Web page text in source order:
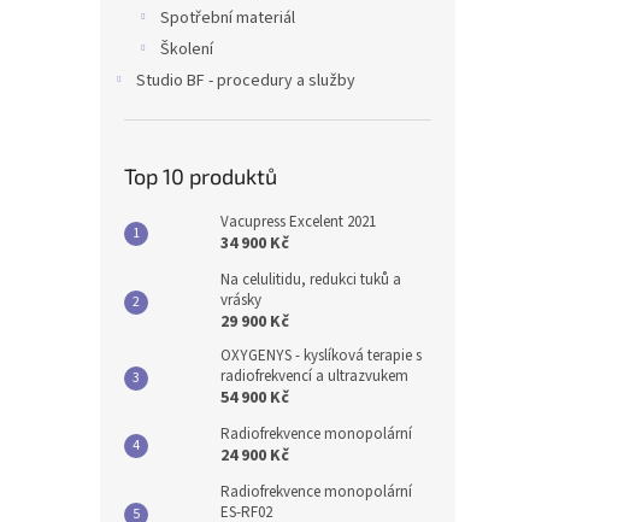
Spotřební materiál
Školení
Studio BF - procedury a služby
Top 10 produktů
Vacupress Excelent 2021
34 900 Kč
Na celulitidu, redukci tuků a
vrásky
29 900 Kč
OXYGENYS - kyslíková terapie s
radiofrekvencí a ultrazvukem
54 900 Kč
Radiofrekvence monopolární
24 900 Kč
Radiofrekvence monopolární
ES-RF02